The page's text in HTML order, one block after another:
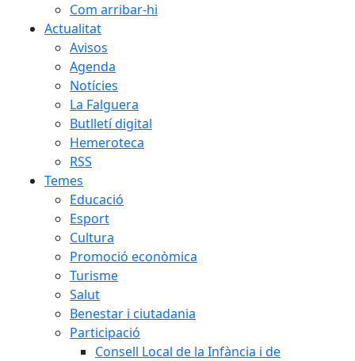
Com arribar-hi
Actualitat
Avisos
Agenda
Notícies
La Falguera
Butlletí digital
Hemeroteca
RSS
Temes
Educació
Esport
Cultura
Promoció econòmica
Turisme
Salut
Benestar i ciutadania
Participació
Consell Local de la Infància i de